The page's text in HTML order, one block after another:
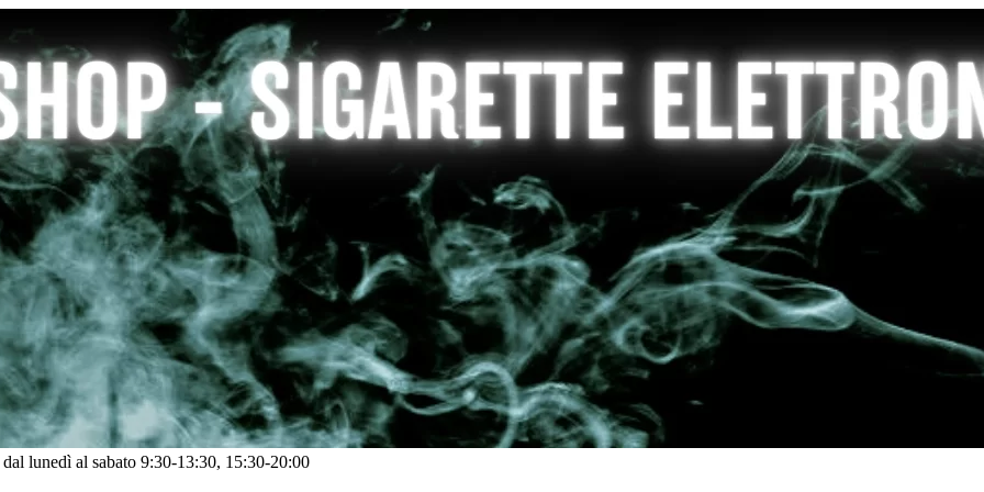
lunedì al sabato 9:30-13:30, 15:30-20:00